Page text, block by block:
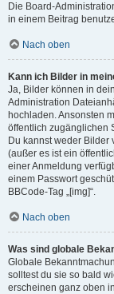
Die Board-
in einem Beitrag
Nach oben
Kann ich Bilder in
Ja, Bilder können in
Administration
hochladen. Ansonsten
öffentlich zugänglichen
Du kannst weder
(außer es ist ein
einer Anmeldung
einem Passwort
BBCode-Tag „[img]“.
Nach oben
Was sind globale
Globale
solltest du sie so bald
erscheinen ganz oben